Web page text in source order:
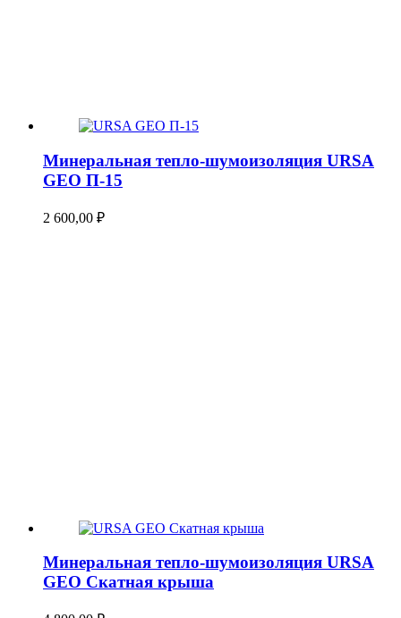
Минеральная тепло-шумоизоляция URSA
GEO П-15
2 600,00 ₽
Минеральная тепло-шумоизоляция URSA
GEO Скатная крыша